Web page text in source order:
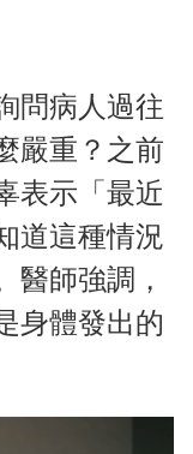
問病人過往
嚴重？之前
表示「最近
道這種情況
醫師強調，
身體發出的